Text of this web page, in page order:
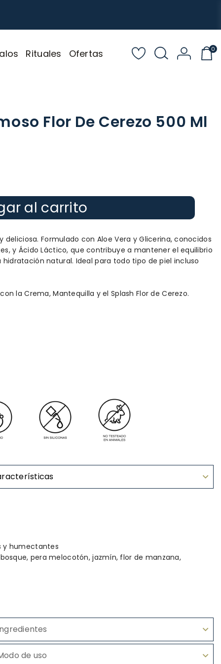
Rituales Ofertas 0
Flor De Cerezo 500 Ml
al carrito
Formulado con Aloe Vera y Glicerina, conocidos
y Ácido Láctico, que contribuye a mantener el equilibrio
natural. Ideal para todo tipo de piel incluso
la Crema, Mantequilla y el Splash Flor de Cerezo.
y humectantes
pera melocotón, jazmín, flor de manzana,
de uso